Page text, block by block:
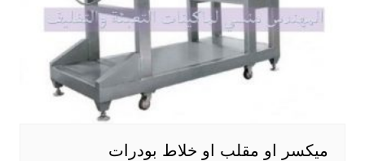
ميكسر او مقلب او خلاط بودرات